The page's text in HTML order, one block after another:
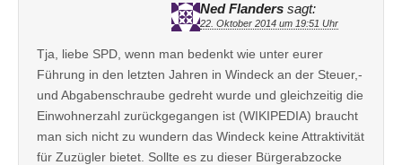
Ned Flanders sagt:
22. Oktober 2014 um 19:51 Uhr
Tja, liebe SPD, wenn man bedenkt wie unter eurer
Führung in den letzten Jahren in Windeck an der Steuer,-
und Abgabenschraube gedreht wurde und gleichzeitig die
Einwohnerzahl zurückgegangen ist (WIKIPEDIA) braucht
man sich nicht zu wundern das Windeck keine Attraktivität
für Zuzügler bietet. Sollte es zu dieser Bürgerabzocke